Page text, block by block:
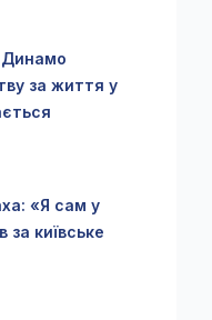
Динамо
за життя у
«Я сам у
за київське